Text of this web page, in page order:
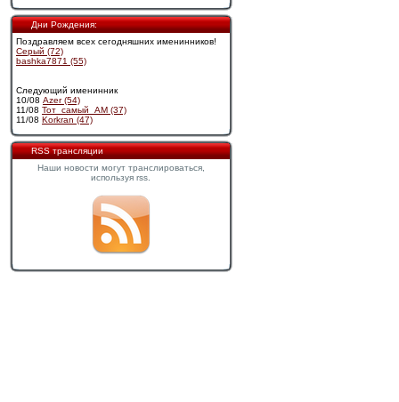
Дни Рождения:
Поздравляем всех сегодняшних именинников!
Cерый (72)
bashka7871 (55)
Следующий именинник
10/08 Azer (54)
11/08 Тот_самый_АМ (37)
11/08 Korkran (47)
RSS трансляции
Наши новости могут транслироваться,
используя rss.